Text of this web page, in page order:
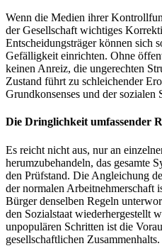
Wenn die Medien ihrer
der Gesellschaft wichtiges
Entscheidungsträger können sich
Gefälligkeit einrichten. Ohne
keinen Anreiz, die ungerechten
Zustand führt zu schleichender
Grundkonsenses und der sozialen
Die Dringlichkeit umfassender
Es reicht nicht aus, nur an
herumzubehandeln, das gesamte
den Prüfstand. Die Angleichung
der normalen Arbeitnehmerschaft
Bürger denselben Regeln
den Sozialstaat wiederhergestellt
unpopulären Schritten ist die
gesellschaftlichen Zusammenhalts.